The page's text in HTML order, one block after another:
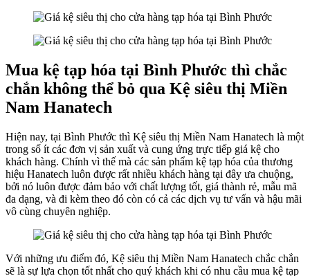
Mua kệ tạp hóa tại Bình Phước thì chắc
chắn không thể bỏ qua Kệ siêu thị Miền
Nam Hanatech
Hiện nay, tại Bình Phước thì Kệ siêu thị Miền Nam Hanatech là một
trong số ít các đơn vị sản xuất và cung ứng trực tiếp giá kệ cho
khách hàng. Chính vì thế mà các sản phẩm kệ tạp hóa của thương
hiệu Hanatech luôn được rất nhiều khách hàng tại đây ưa chuộng,
bởi nó luôn được đảm bảo với chất lượng tốt, giá thành rẻ, mẫu mã
đa dạng, và đi kèm theo đó còn có cả các dịch vụ tư vấn và hậu mãi
vô cùng chuyên nghiệp.
Với những ưu điểm đó, Kệ siêu thị Miền Nam Hanatech chắc chắn
sẽ là sự lựa chọn tốt nhất cho quý khách khi có nhu cầu mua kệ tạp